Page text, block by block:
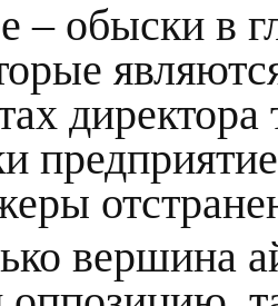
– обыски в
вершина